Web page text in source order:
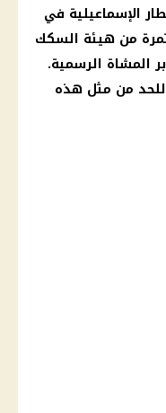
الإسماعيلية في
من هيئة السكك
المشاة الرسمية.
من مثل هذه